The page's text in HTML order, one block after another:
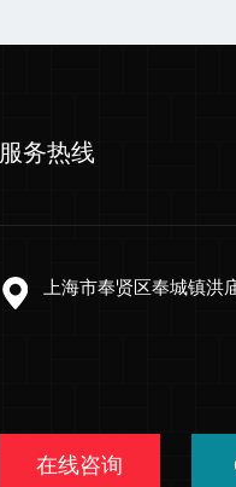
服务热线
上海市奉贤区奉城镇洪
在线咨询